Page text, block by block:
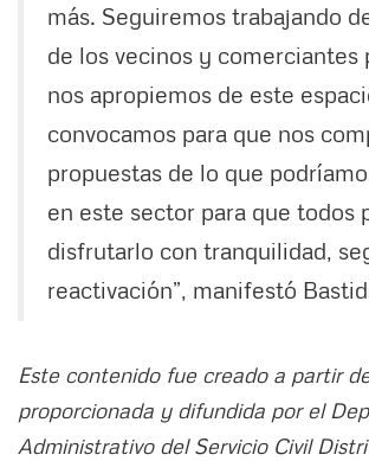
más. Seguiremos trabajando
de los vecinos y comerciantes
nos apropiemos de este
convocamos para que nos
propuestas de lo que
en este sector para que todos
disfrutarlo con tranquilidad,
reactivación”, manifestó
Este contenido fue creado a partir
proporcionada y difundida por el
Administrativo del Servicio Civil